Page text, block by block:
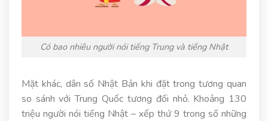
Có bao nhiêu người nói tiếng Trung và tiếng Nhật
Mặt khác, dân số Nhật Bản khi đặt trong tương quan
so sánh với Trung Quốc tương đối nhỏ. Khoảng 130
triệu người nói tiếng Nhật – xếp thứ 9 trong số những